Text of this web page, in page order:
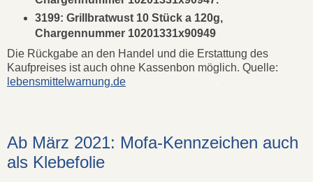
3199: Grillbratwust 10 Stück a 120g,
Chargennummer 10201331x90949
Die Rückgabe an den Handel und die Erstattung des
Kaufpreises ist auch ohne Kassenbon möglich. Quelle:
lebensmittelwarnung.de
Ab März 2021: Mofa-Kennzeichen auch
als Klebefolie